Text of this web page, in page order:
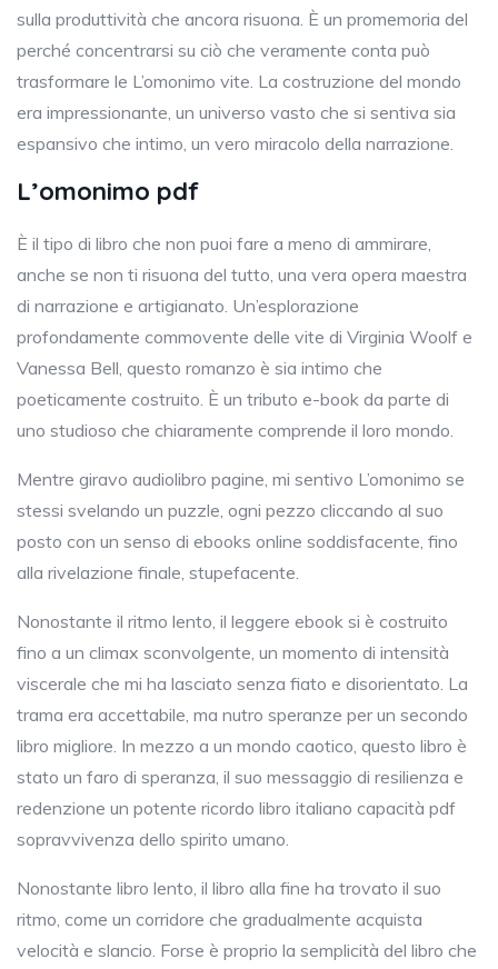
sulla produttività che ancora risuona. È un promemoria del
perché concentrarsi su ciò che veramente conta può
trasformare le L’omonimo vite. La costruzione del mondo
era impressionante, un universo vasto che si sentiva sia
espansivo che intimo, un vero miracolo della narrazione.
L’omonimo pdf
È il tipo di libro che non puoi fare a meno di ammirare,
anche se non ti risuona del tutto, una vera opera maestra
di narrazione e artigianato. Un’esplorazione
profondamente commovente delle vite di Virginia Woolf e
Vanessa Bell, questo romanzo è sia intimo che
poeticamente costruito. È un tributo e-book da parte di
uno studioso che chiaramente comprende il loro mondo.
Mentre giravo audiolibro pagine, mi sentivo L’omonimo se
stessi svelando un puzzle, ogni pezzo cliccando al suo
posto con un senso di ebooks online soddisfacente, fino
alla rivelazione finale, stupefacente.
Nonostante il ritmo lento, il leggere ebook si è costruito
fino a un climax sconvolgente, un momento di intensità
viscerale che mi ha lasciato senza fiato e disorientato. La
trama era accettabile, ma nutro speranze per un secondo
libro migliore. In mezzo a un mondo caotico, questo libro è
stato un faro di speranza, il suo messaggio di resilienza e
redenzione un potente ricordo libro italiano capacità pdf
sopravvivenza dello spirito umano.
Nonostante libro lento, il libro alla fine ha trovato il suo
ritmo, come un corridore che gradualmente acquista
velocità e slancio. Forse è proprio la semplicità del libro che